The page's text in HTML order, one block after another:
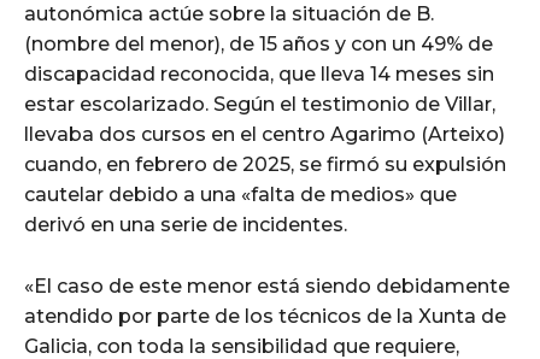
autonómica actúe sobre la situación de B.
(nombre del menor), de 15 años y con un 49% de
discapacidad reconocida, que lleva 14 meses sin
estar escolarizado. Según el testimonio de Villar,
llevaba dos cursos en el centro Agarimo (Arteixo)
cuando, en febrero de 2025, se firmó su expulsión
cautelar debido a una «falta de medios» que
derivó en una serie de incidentes.
«El caso de este menor está siendo debidamente
atendido por parte de los técnicos de la Xunta de
Galicia, con toda la sensibilidad que requiere,